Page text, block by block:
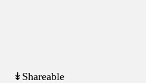
↡Shareable